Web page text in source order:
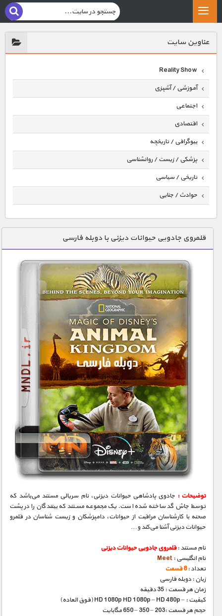
عناوين سايت
Reality Show
آموزشی / آشپزی
اجتماعی
اقتصادی
بیوگرافی / تاریخچه
پزشکی / زیست / روانشناسی
تاریخی / سیاسی
حوادث / جنایی
دنیای خوراکی ها
زمین شناسی / محیط زیست
سازه/ معماری/ مهندسی
سرگرمی
شناخت کودکان
طبیعت
علم و فناوری
فرهنگ / هنر
کیهان / نجوم
گردشگری
ماورایی
مسابقات / ورزشی
مستند های اختصاصی
قلمروی جادویی حیوانات دیزنی با دوبله فارسی
توضیحات : جادوی پادشاهی حیوانات دیزنی، نام سریالی مستند می‌باشد که
توسط جاش گد ساخته شده است. یک مجموعه مستند که بینندگان را در پشت
صحنه با کارشناسان مراقبت از حیوانات، دامپزشکان و زیست شناسان در قلمرو
حیوانات دیزنی آشنا می‌کند و…
نام مستند :قلمروی جادویی حیوانات دیزنی
نام انگلیسی : Meet
تعداد :8 قسمت
زبان : دوبله فارسی
زمان هر قسمت : 35 دقیقه
کیفیت : – HD 1080p HD 1080p – HD 480p (فوق العاده)
حجم هر قسمت :203 – 350 – 650 مگابایت